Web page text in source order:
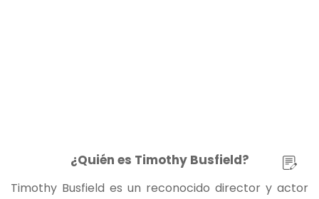
¿Quién es Timothy Busfield?
Timothy Busfield es un reconocido director y actor